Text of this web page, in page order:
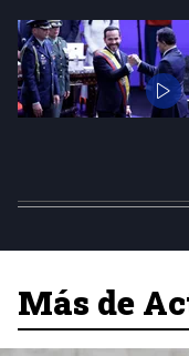
Más de